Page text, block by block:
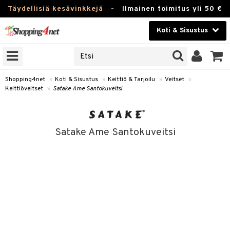
Täydellisiä kesävinkkejä - Ilmainen toimitus yli 50 €
Koti & Sisustus
Kauneudenhoito
Piilolinssit
Shopping4net » Koti & Sisustus » Keittiö & Tarjoilu » Veitset »
Keittiöveitset » Satake Ame Santokuveitsi
Satake Ame Santokuveitsi